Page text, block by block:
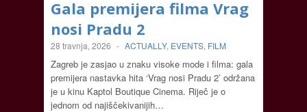
Gala premijera filma Vrag
nosi Pradu 2
28 travnja, 2026 - ACTUALLY, EVENTS, FILM
Zagreb je zasjao u znaku visoke mode i filma: gala
premijera nastavka hita ‘Vrag nosi Pradu 2’ održana
je u kinu Kaptol Boutique Cinema. Riječ je o
jednom od najiščekivanijih…